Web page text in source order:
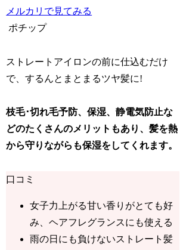
メルカリで見てみる
ポチップ
ストレートアイロンの前に仕込むだけ
で、するんとまとまるツヤ髪に!
枝毛･切れ毛予防、保湿、静電気防止な
どのたくさんのメリットもあり、髪を熱
から守りながらも保湿をしてくれます。
口コミ
女子力上がる甘い香りがとても好
み、ヘアフレグランスにも使える
雨の日にも負けないストレート髪